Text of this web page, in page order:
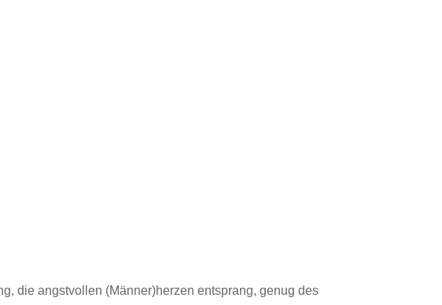
die angstvollen (Männer)herzen entsprang, genug des